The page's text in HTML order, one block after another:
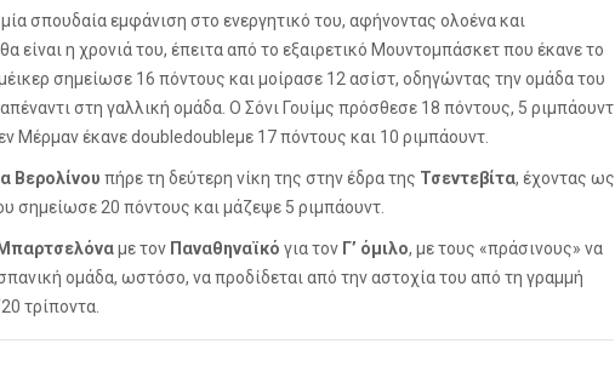
σπουδαία εμφάνιση στο ενεργητικό του, αφήνοντας ολοένα και
είναι η χρονιά του, έπειτα από το εξαιρετικό Μουντομπάσκετ που έκανε το
σημείωσε 16 πόντους και μοίρασε 12 ασίστ, οδηγώντας την ομάδα του
στη γαλλική ομάδα. Ο Σόνι Γουίμς πρόσθεσε 18 πόντους, 5 ριμπάουντ
Μέρμαν έκανεdoubledoubleμε 17 πόντους και 10 ριμπάουντ.
Βερολίνου πήρε τη δεύτερη νίκη της στην έδρα της Τσεντεβίτα, έχοντας ως
σημείωσε 20 πόντους και μάζεψε 5 ριμπάουντ.
Μπαρτσελόναμε τον Παναθηναϊκό για τον Γ’ όμιλο, με τους «πράσινους» να
ομάδα, ωστόσο, να προδίδεται από την αστοχία του από τη γραμμή
τρίποντα.